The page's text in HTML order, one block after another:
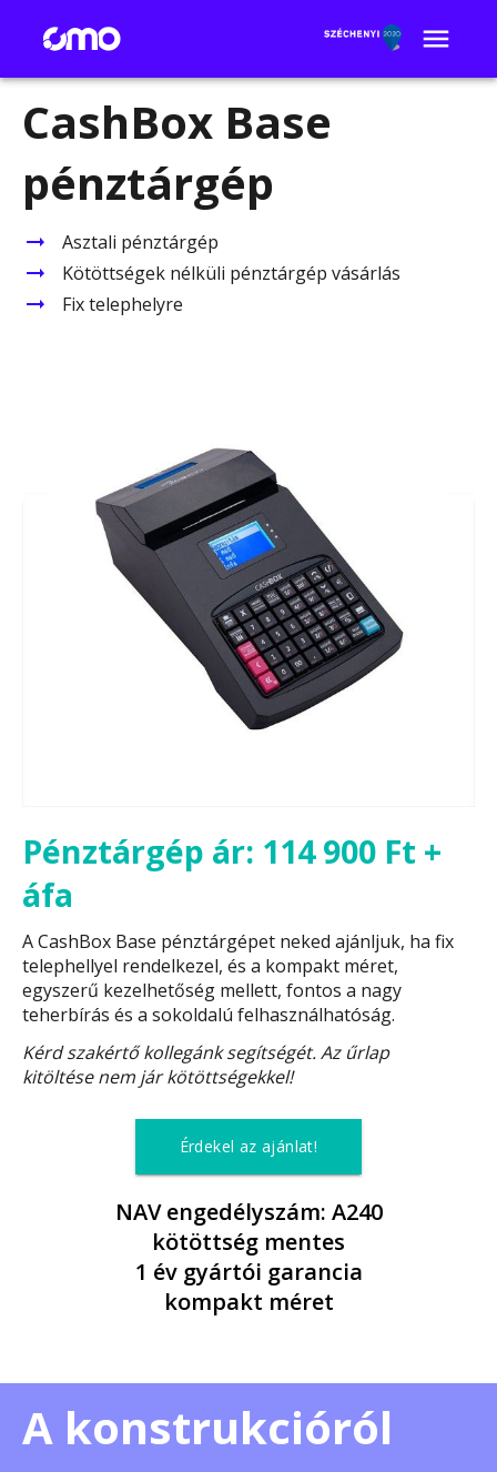
CashBox Base
pénztárgép
Asztali pénztárgép
Kötöttségek nélküli pénztárgép vásárlás
Fix telephelyre
Pénztárgép ár: 114 900 Ft +
áfa
A CashBox Base pénztárgépet neked ajánljuk, ha fix
telephellyel rendelkezel, és a kompakt méret,
egyszerű kezelhetőség mellett, fontos a nagy
teherbírás és a sokoldalú felhasználhatóság.
Kérd szakértő kollegánk segítségét. Az űrlap
kitöltése nem jár kötöttségekkel!
Érdekel az ajánlat!
NAV engedélyszám: A240
kötöttség mentes
1 év gyártói garancia
kompakt méret
A konstrukcióról